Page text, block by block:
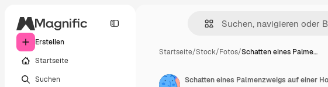
Erstellen
Startseite
Suchen
Startseite/Stock/Fotos/Schatten eines Palme…